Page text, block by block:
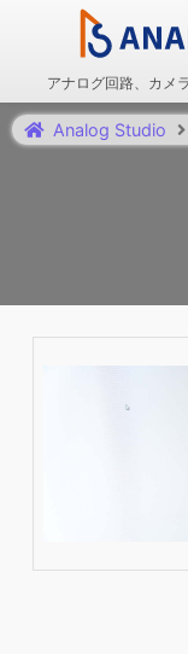
アナログ回路、カメ
Analog Studio